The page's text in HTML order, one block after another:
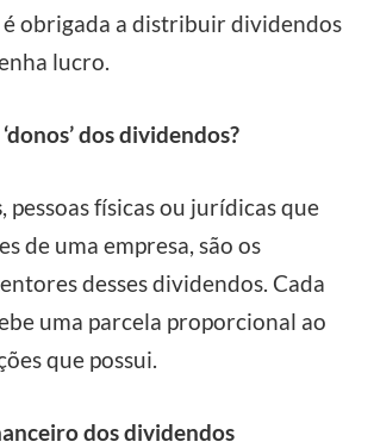
é obrigada a distribuir dividendos
lucro.
dos dividendos?
, pessoas físicas ou jurídicas que
de uma empresa, são os
desses dividendos. Cada
uma parcela proporcional ao
que possui.
dos dividendos